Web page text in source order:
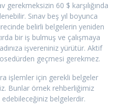
gerekmeksizin 60 $ karşılığında
Sınav beş yıl boyunca
belirli belgelerin yeniden
bir iş bulmuş ve çalışmaya
işvereniniz yürütür. Aktif
geçmesi gerekmez.
işlemler için gerekli belgeler
Bunlar örnek rehberliğimiz
belgelerdir.